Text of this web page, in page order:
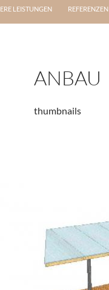
LEISTUNGEN REFERENZEN
ANBAU
thumbnails